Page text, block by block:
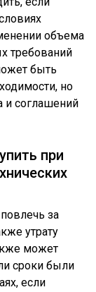
объема
требований
быть
но
и соглашений
при
за
утрату
может
сроки были
если